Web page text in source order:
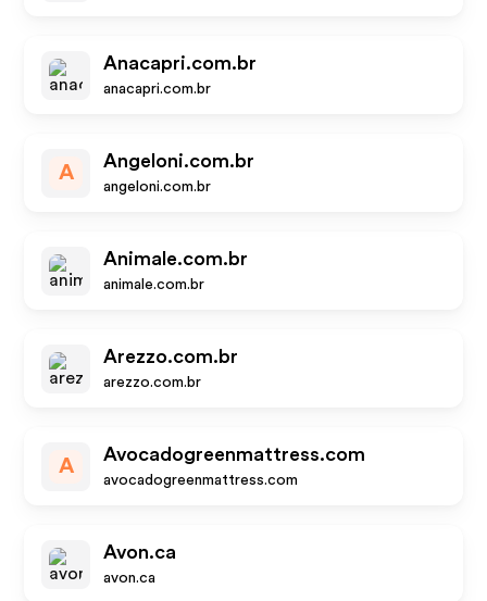
Anacapri.com.br
anacapri.com.br
A
Angeloni.com.br
angeloni.com.br
Animale.com.br
animale.com.br
Arezzo.com.br
arezzo.com.br
A
Avocadogreenmattress.com
avocadogreenmattress.com
Avon.ca
avon.ca